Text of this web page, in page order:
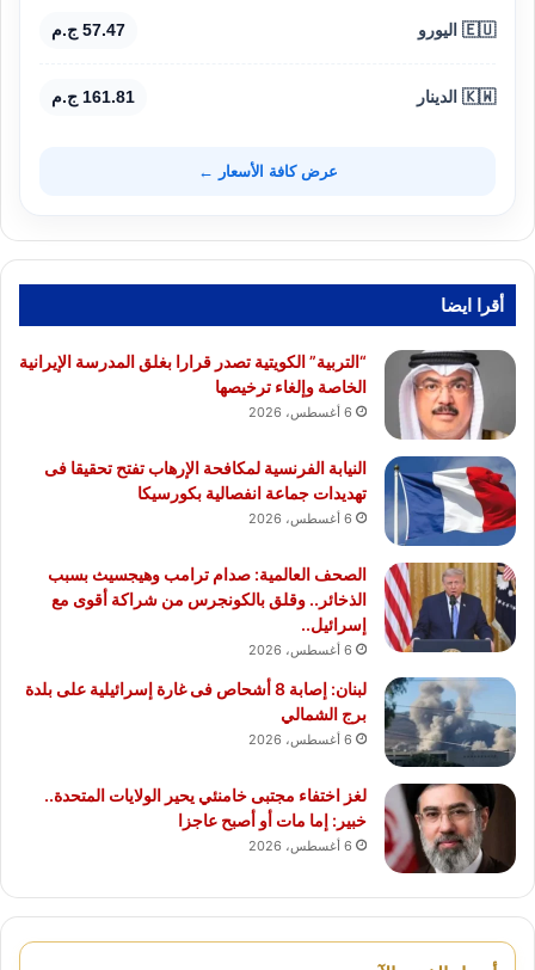
🇪🇺 اليورو 57.47 ج.م
🇰🇼 الدينار 161.81 ج.م
عرض كافة الأسعار ←
أقرا ايضا
“التربية” الكويتية تصدر قرارا بغلق المدرسة الإيرانية
الخاصة وإلغاء ترخيصها
6 أغسطس، 2026
النيابة الفرنسية لمكافحة الإرهاب تفتح تحقيقا فى
تهديدات جماعة انفصالية بكورسيكا
6 أغسطس، 2026
الصحف العالمية: صدام ترامب وهيجسيث بسبب
الذخائر.. وقلق بالكونجرس من شراكة أقوى مع
إسرائيل..
6 أغسطس، 2026
لبنان: إصابة 8 أشحاص فى غارة إسرائيلية على بلدة
برج الشمالي
6 أغسطس، 2026
لغز اختفاء مجتبى خامنئي يحير الولايات المتحدة..
خبير: إما مات أو أصبح عاجزا
6 أغسطس، 2026